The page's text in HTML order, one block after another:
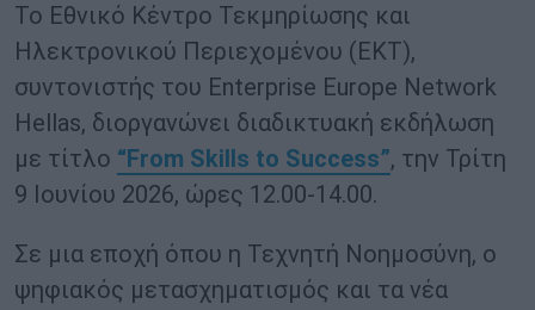
Το Εθνικό Κέντρο Τεκμηρίωσης και
Ηλεκτρονικού Περιεχομένου (ΕΚΤ),
συντονιστής του Enterprise Europe Network
Hellas, διοργανώνει διαδικτυακή εκδήλωση
με τίτλo “From Skills to Success”, την Τρίτη
9 Ιουνίου 2026, ώρες 12.00-14.00.
Σε μια εποχή όπου η Τεχνητή Νοημοσύνη, ο
ψηφιακός μετασχηματισμός και τα νέα